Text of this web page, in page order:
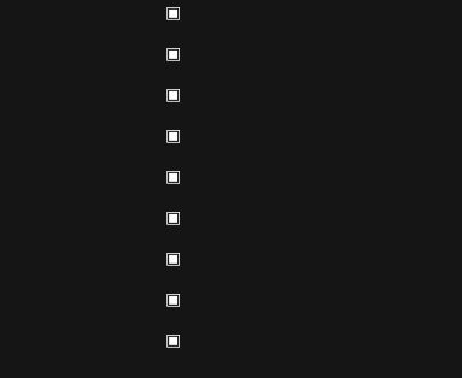
▣
▣
▣
▣
▣
▣
▣
▣
▣